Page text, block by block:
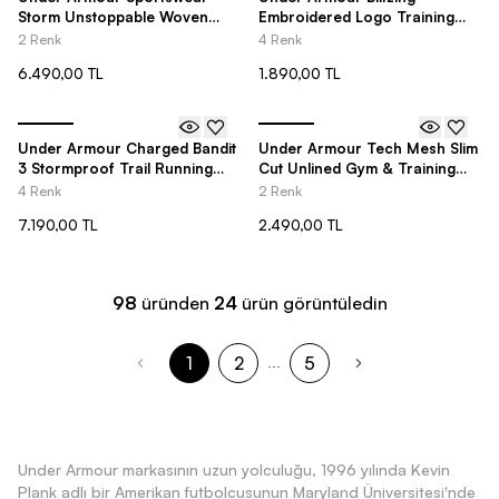
Storm Unstoppable Woven
Loose Cut Erkek Eşofman Altı
2 Renk
6.490,00 TL
Embroidered Logo Training
Erkek Şapka
4 Renk
1.890,00 TL
Under Armour Charged Bandit
3 Stormproof Trail Running
Erkek Spor Ayakkabı
4 Renk
7.190,00 TL
Under Armour Tech Mesh Slim
Cut Unlined Gym & Training
Erkek Şort
2 Renk
2.490,00 TL
98 üründen 24 ürün görüntüledin
1 2 ... 5
Under Armour markasının uzun yolculuğu, 1996 yılında Kevin
Plank adlı bir Amerikan futbolcusunun Maryland Üniversitesi'nde